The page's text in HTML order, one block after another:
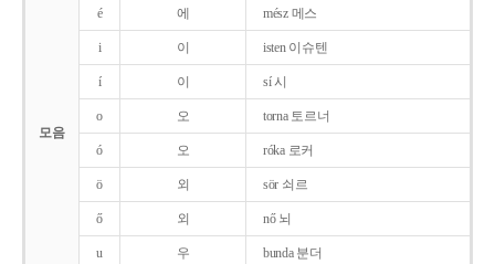
모음
é 에 mész 메스
i 이 isten 이슈텐
í 이 sí 시
o 오 torna 토르너
ó 오 róka 로커
ö 외 sör 쇠르
ő 외 nő 뇌
u 우 bunda 분더